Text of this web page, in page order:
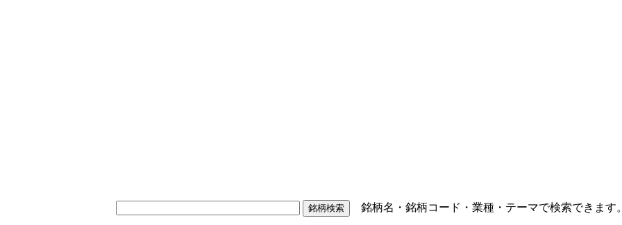
銘柄名・銘柄コード・業種・テーマで検索できます